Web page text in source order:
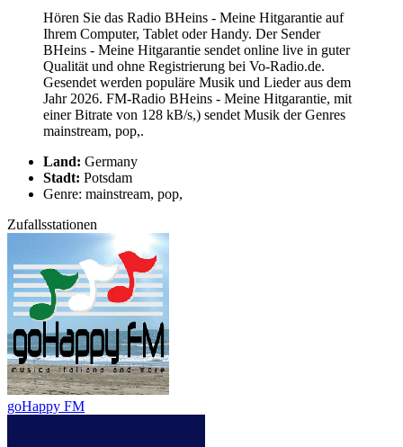
Hören Sie das Radio BHeins - Meine Hitgarantie auf
Ihrem Computer, Tablet oder Handy. Der Sender
BHeins - Meine Hitgarantie sendet online live in guter
Qualität und ohne Registrierung bei Vo-Radio.de.
Gesendet werden populäre Musik und Lieder aus dem
Jahr 2026. FM-Radio BHeins - Meine Hitgarantie, mit
einer Bitrate von 128 kB/s,) sendet Musik der Genres
mainstream, pop,.
Land: Germany
Stadt: Potsdam
Genre: mainstream, pop,
Zufallsstationen
goHappy FM